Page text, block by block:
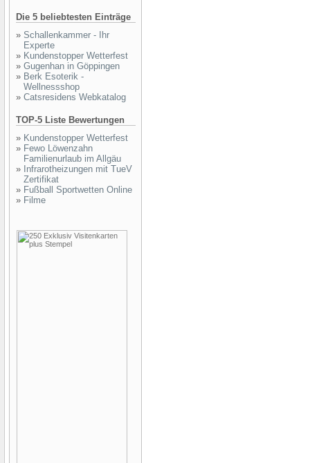
Die 5 beliebtesten Einträge
» Schallenkammer - Ihr
Experte
» Kundenstopper Wetterfest
» Gugenhan in Göppingen
» Berk Esoterik -
Wellnessshop
» Catsresidens Webkatalog
TOP-5 Liste Bewertungen
» Kundenstopper Wetterfest
» Fewo Löwenzahn
Familienurlaub im Allgäu
» Infrarotheizungen mit TueV
Zertifikat
» Fußball Sportwetten Online
» Filme